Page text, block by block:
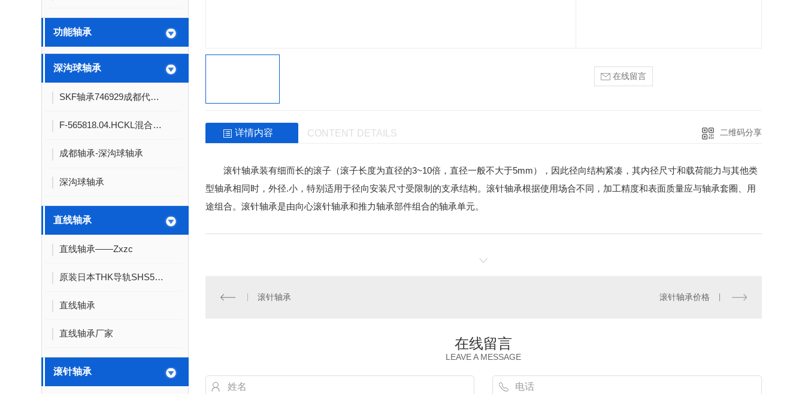
功能轴承
深沟球轴承
SKF轴承746929成都代理商
F-565818.04.HCKL混合球轴承60*78*10陶瓷球轴承
成都轴承-深沟球轴承
深沟球轴承
直线轴承
直线轴承——Zxzc
原装日本THK导轨SHS55LV1DD+2480LP**THK滑块
直线轴承
直线轴承厂家
滚针轴承
在线留言
详情内容 CONTENT DETAILS 二维码分享
滚针轴承装有细而长的滚子（滚子长度为直径的3~10倍，直径一般不大于5mm），因此径向结构紧凑，其内径尺寸和载荷能力与其他类
型轴承相同时，外径.小，特别适用于径向安装尺寸受限制的支承结构。滚针轴承根据使用场合不同，加工精度和表面质量应与轴承套圈、用
途组合。滚针轴承是由向心滚针轴承和推力轴承部件组合的轴承单元。
滚针轴承 滚针轴承价格
在线留言
LEAVE A MESSAGE